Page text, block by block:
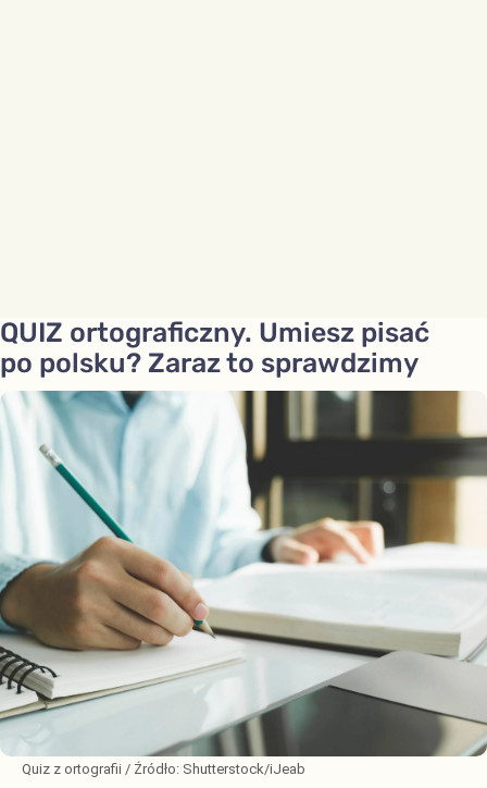
QUIZ ortograficzny. Umiesz pisać
po polsku? Zaraz to sprawdzimy
Quiz z ortografii / Źródło: Shutterstock/iJeab